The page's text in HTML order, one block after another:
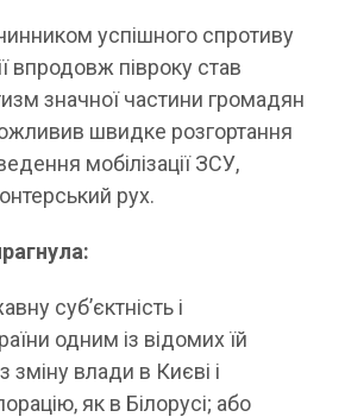
успішного спротиву
впродовж півроку став
значної частини громадян
швидке розгортання
мобілізації ЗСУ,
рух.
суб’єктність і
одним із відомих їй
зміну влади в Києві і
як в Білорусі; або